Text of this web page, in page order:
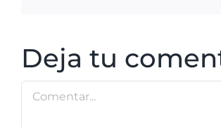
Deja tu